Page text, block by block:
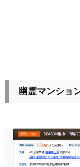
幽霊マンショ